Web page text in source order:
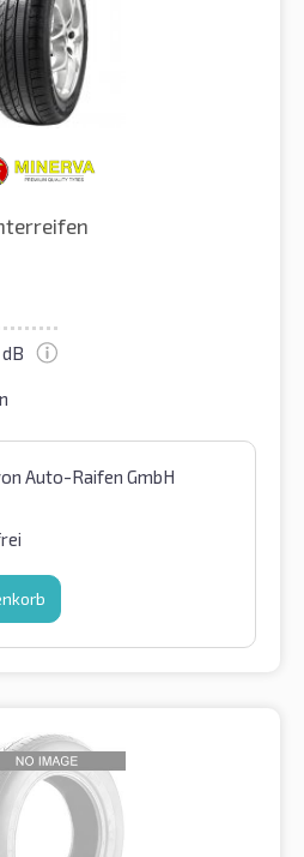
Auto-Raifen GmbH